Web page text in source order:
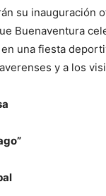
su inauguración
Buenaventura
una fiesta
y a los